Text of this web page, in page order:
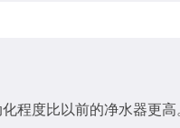
程度比以前的净水器更高